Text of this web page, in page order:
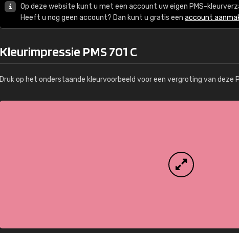
Op deze website kunt u met een account uw eigen PMS-
Heeft u nog geen account? Dan kunt u gratis een account
Kleurimpressie PMS 701 C
Druk op het onderstaande kleurvoorbeeld voor een vergroting van deze